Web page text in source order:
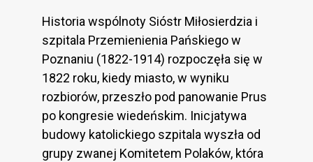
Historia wspólnoty Sióstr Miłosierdzia i
szpitala Przemienienia Pańskiego w
Poznaniu (1822-1914) rozpoczęła się w
1822 roku, kiedy miasto, w wyniku
rozbiorów, przeszło pod panowanie Prus
po kongresie wiedeńskim. Inicjatywa
budowy katolickiego szpitala wyszła od
grupy zwanej Komitetem Polaków, która